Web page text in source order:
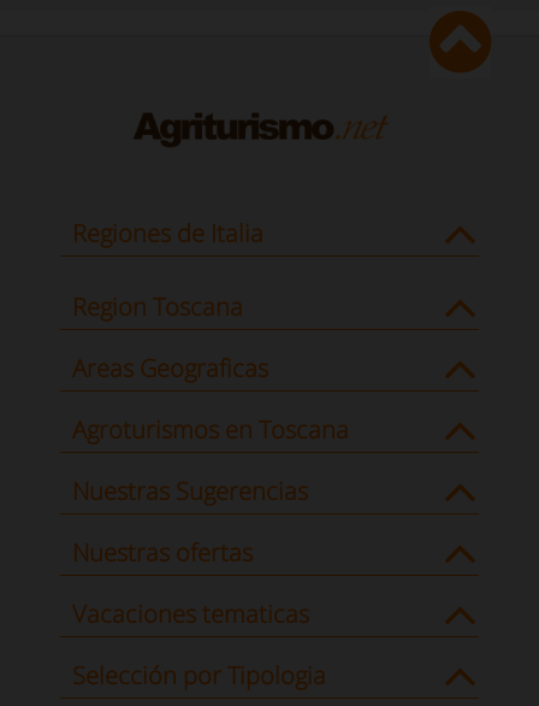
Regiones de Italia
Region Toscana
Areas Geograficas
Agroturismos en Toscana
Nuestras Sugerencias
Nuestras ofertas
Vacaciones tematicas
Selección por Tipologia